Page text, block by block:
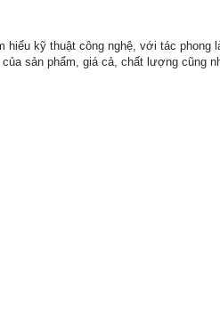
kỹ thuật công nghệ, với tác phong
sản phẩm, giá cả, chất lượng cũng